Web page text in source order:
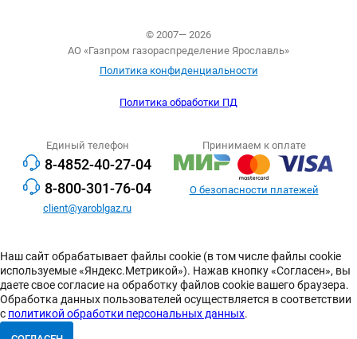
© 2007— 2026
АО «Газпром газораспределение Ярославль»
Политика конфиденциальности
Политика обработки ПД
Единый телефон
8-4852-40-27-04
8-800-301-76-04
client@yaroblgaz.ru
Принимаем к оплате
О безопасности платежей
Наш сайт обрабатывает файлы cookie (в том числе файлы cookie
используемые «Яндекс.Метрикой»). Нажав кнопку «Согласен», вы
даете свое согласие на обработку файлов cookie вашего браузера.
Обработка данных пользователей осуществляется в соответствии
с политикой обработки персональных данных.